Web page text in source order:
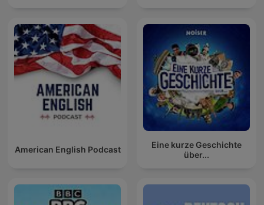
American English Podcast
Eine kurze Geschichte
über...